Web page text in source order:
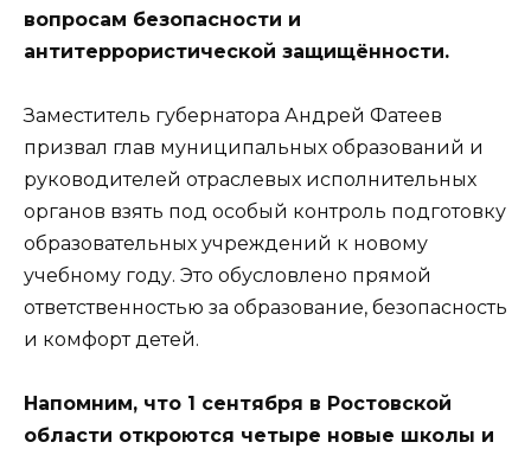
вопросам безопасности и
антитеррористической защищённости.
Заместитель губернатора Андрей Фатеев
призвал глав муниципальных образований и
руководителей отраслевых исполнительных
органов взять под особый контроль подготовку
образовательных учреждений к новому
учебному году. Это обусловлено прямой
ответственностью за образование, безопасность
и комфорт детей.
Напомним, что 1 сентября в Ростовской
области откроются четыре новые школы и